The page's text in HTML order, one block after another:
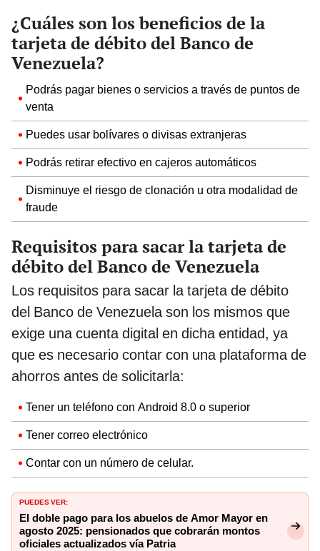
¿Cuáles son los beneficios de la
tarjeta de débito del Banco de
Venezuela?
Podrás pagar bienes o servicios a través de puntos de
venta
Puedes usar bolívares o divisas extranjeras
Podrás retirar efectivo en cajeros automáticos
Disminuye el riesgo de clonación u otra modalidad de
fraude
Requisitos para sacar la tarjeta de
débito del Banco de Venezuela
Los requisitos para sacar la tarjeta de débito
del Banco de Venezuela son los mismos que
exige una cuenta digital en dicha entidad, ya
que es necesario contar con una plataforma de
ahorros antes de solicitarla:
Tener un teléfono con Android 8.0 o superior
Tener correo electrónico
Contar con un número de celular.
PUEDES VER:
El doble pago para los abuelos de Amor Mayor en
agosto 2025: pensionados que cobrarán montos
oficiales actualizados vía Patria